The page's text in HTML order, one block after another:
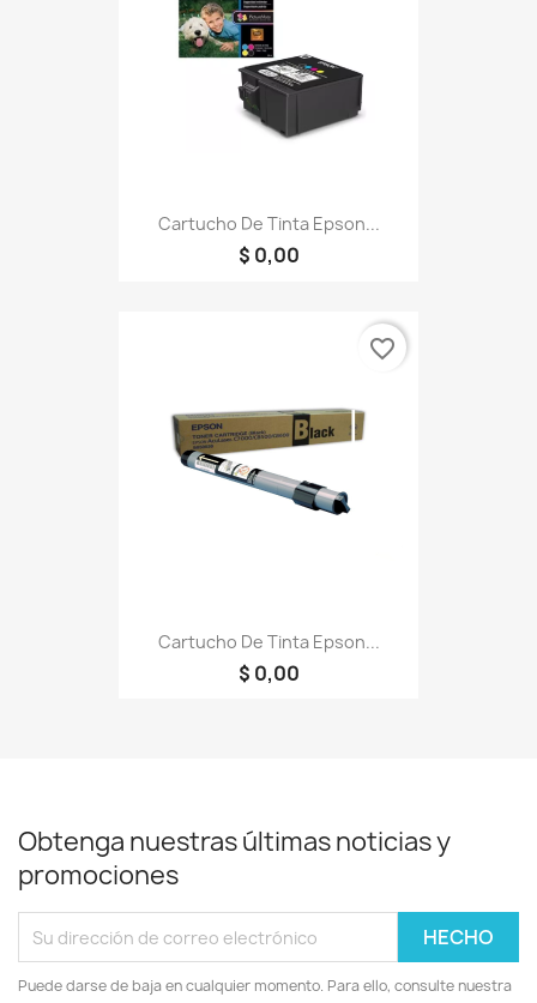
Cartucho De Tinta Epson...
$ 0,00
Cartucho De Tinta Epson...
$ 0,00
favorite_border
Obtenga nuestras últimas noticias y
promociones
Puede darse de baja en cualquier momento. Para ello, consulte nuestra